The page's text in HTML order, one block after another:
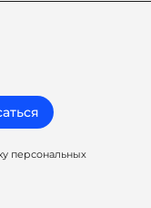
персональных